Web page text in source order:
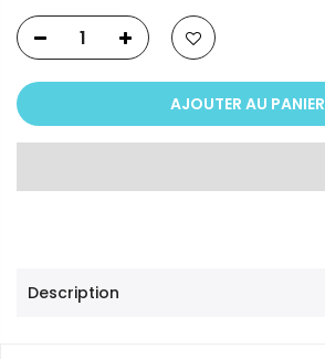
AJOUTER AU PANIER
Description